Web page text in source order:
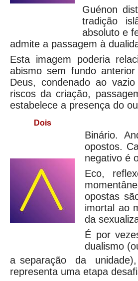
Guénon
tradição
absoluto e
admite a passagem à
Esta imagem poderia
abismo sem fundo
Deus, condenado ao
riscos da criação,
estabelece a presença do
Dois
Binário.
opostos.
negativo é
Eco,
opostas
imortal ao
da
É por
dualismo
a separação da
representa uma etapa